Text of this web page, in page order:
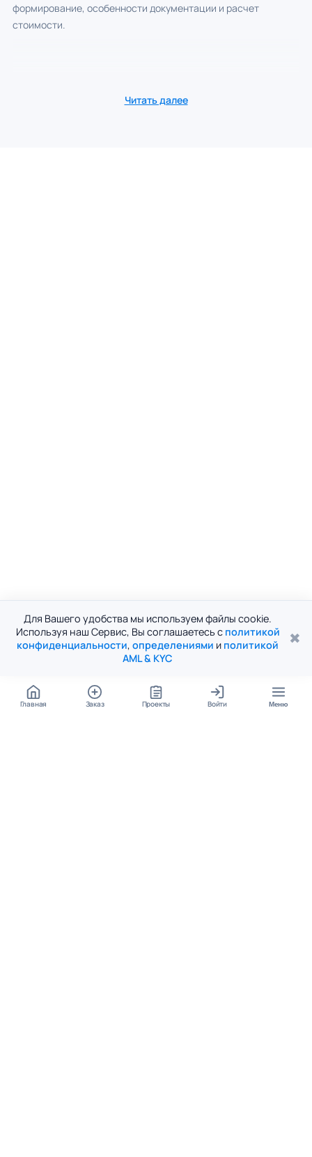
Для Вашего удобства мы используем файлы cookie.
Используя наш Сервис, Вы соглашаетесь с политикой
конфиденциальности, определениями и политикой
AML & KYC
✖
Главная Заказ Проекты Войти Меню
формирование, особенности документации и расчет
стоимости.
Читать далее